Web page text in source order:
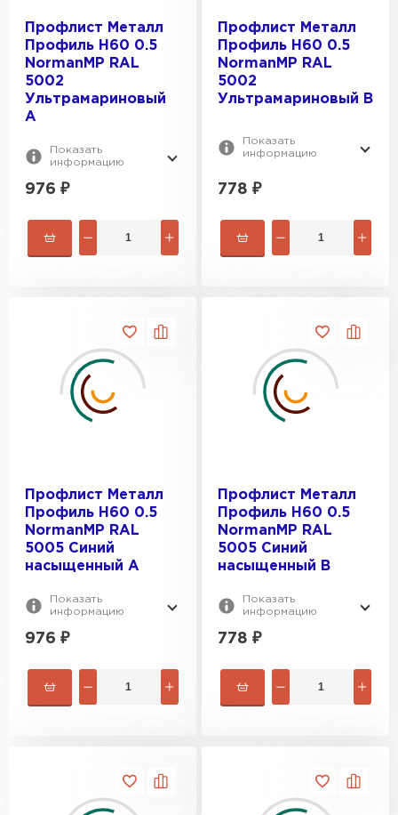
Профлист Металл
Профиль Н60 0.5
NormanMP RAL
5002
Ультрамариновый
A
Показать
информацию
976 ₽
Профлист Металл
Профиль Н60 0.5
NormanMP RAL
5002
Ультрамариновый B
Показать
информацию
778 ₽
Профлист Металл
Профиль Н60 0.5
NormanMP RAL
5005 Синий
насыщенный A
Показать
информацию
976 ₽
Профлист Металл
Профиль Н60 0.5
NormanMP RAL
5005 Синий
насыщенный B
Показать
информацию
778 ₽